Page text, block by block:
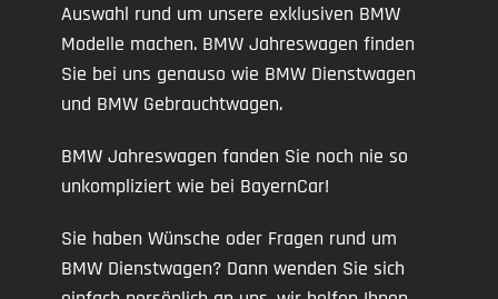
Auswahl rund um unsere exklusiven BMW
Modelle machen. BMW Jahreswagen finden
Sie bei uns genauso wie BMW Dienstwagen
und BMW Gebrauchtwagen.
BMW Jahreswagen fanden Sie noch nie so
unkompliziert wie bei BayernCar!
Sie haben Wünsche oder Fragen rund um
BMW Dienstwagen? Dann wenden Sie sich